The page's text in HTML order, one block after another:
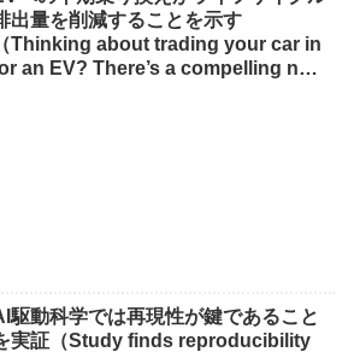
出量を削減することを示す
（Thinking about trading your car in
an EV? There’s a compelling new
駆動科学では再現性が鍵であること
実証（Study finds reproducibility